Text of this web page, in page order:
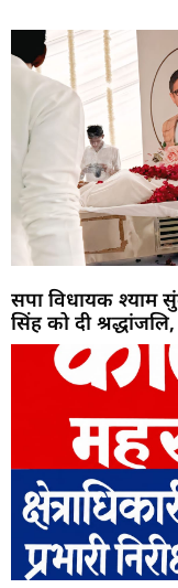
सपा विधायक श्याम
सिंह को दी